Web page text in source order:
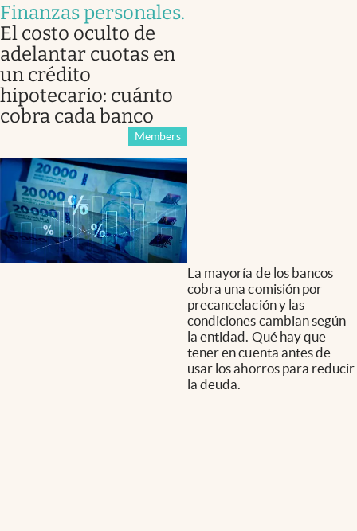
Finanzas personales.
El costo oculto de
adelantar cuotas en
un crédito
hipotecario: cuánto
cobra cada banco
Members
La mayoría de los bancos
cobra una comisión por
precancelación y las
condiciones cambian según
la entidad. Qué hay que
tener en cuenta antes de
usar los ahorros para reducir
la deuda.